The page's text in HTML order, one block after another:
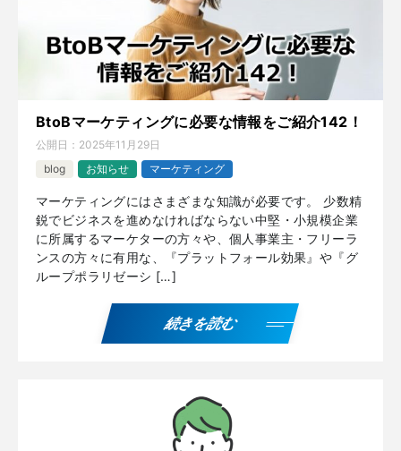
BtoBマーケティングに必要な情報をご紹介142！
公開日： 2025年11月29日
blog
お知らせ マーケティング
マーケティングにはさまざまな知識が必要です。 少数精
鋭でビジネスを進めなければならない中堅・小規模企業
に所属するマーケターの方々や、個人事業主・フリーラ
ンスの方々に有用な、『プラットフォール効果』や『グ
ループポラリゼーシ […]
続きを読む